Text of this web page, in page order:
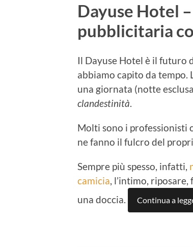
Dayuse Hotel
pubblicitaria
Il Dayuse Hotel è il futuro
abbiamo capito da tempo.
una giornata (notte
clandestinità.
Molti sono i professionisti
ne fanno il fulcro del
Sempre più spesso, infatti,
camicia, l’intimo,
una doccia.
Continua a